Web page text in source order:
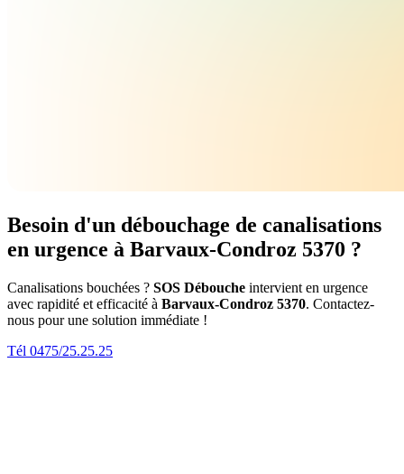
Besoin d'un débouchage de canalisations
en urgence à Barvaux-Condroz 5370 ?
Canalisations bouchées ? SOS Débouche intervient en urgence
avec rapidité et efficacité à Barvaux-Condroz 5370. Contactez-
nous pour une solution immédiate !
Tél 0475/25.25.25